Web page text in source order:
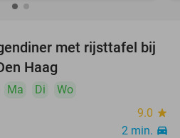
41%
met rijsttafel bij
Haag
Ma Di
Wo
9.0 star
2 min. directions_car